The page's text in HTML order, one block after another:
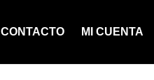
CONTACTO MI CUENTA